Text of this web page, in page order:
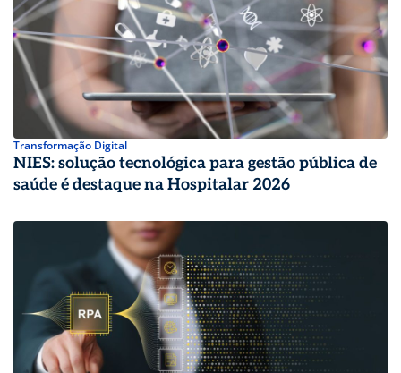
Transformação Digital
NIES: solução tecnológica para gestão pública de
saúde é destaque na Hospitalar 2026